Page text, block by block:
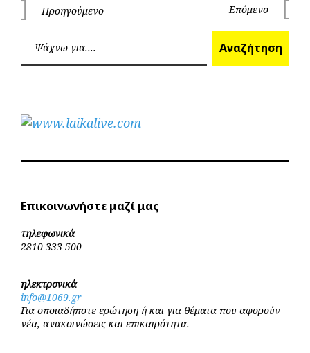
Πλοήγηση
άρθρων
Προηγούμενο Επόμενο
Αναζήτηση
Επικοινωνήστε μαζί μας
τηλεφωνικά
2810 333 500
ηλεκτρονικά
info@1069.gr
Για οποιαδήποτε ερώτηση ή και για θέματα που αφορούν
νέα, ανακοινώσεις και επικαιρότητα.